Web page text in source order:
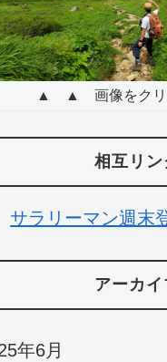
▲ ▲ 画像をク
相互リン
サラリーマン週末
アーカイ
年6月